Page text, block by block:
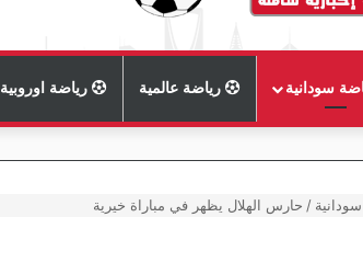
سودانية رياضة عالمية رياضة اوروبية
/ حارس الهلال يظهر في مباراة خيرية